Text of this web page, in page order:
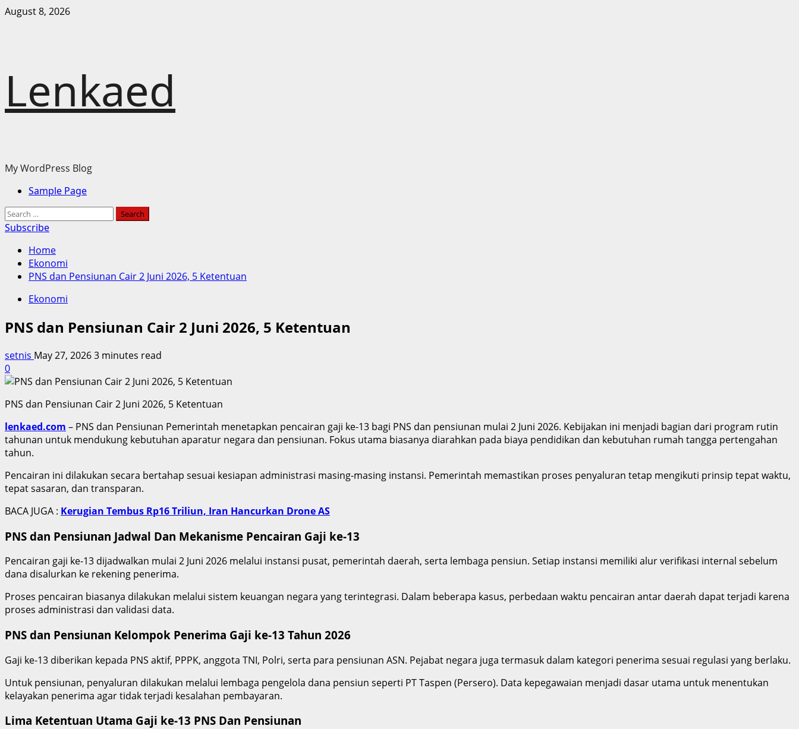
Skip
August 8, 2026
Lenkaed
My WordPress Blog
PrimarySample Page
Search
for:
Subscribe
Home
Ekonomi
PNS dan Pensiunan Cair 2 Juni 2026, 5 Ketentuan
Ekonomi
PNS dan Pensiunan Cair 2 Juni 2026, 5 Ketentuan
setnis May 27, 20263 minutes read
0
PNS dan Pensiunan Cair 2 Juni 2026, 5 Ketentuan
lenkaed.com – PNS dan Pensiunan Pemerintah menetapkan pencairan gaji ke-13 bagi PNS dan pensiunan mulai 2 Juni 2026. Kebijakan ini menjadi bagian dari program rutin
tahunan untuk mendukung kebutuhan aparatur negara dan pensiunan. Fokus utama biasanya diarahkan pada biaya pendidikan dan kebutuhan rumah tangga pertengahan
tahun.
Pencairan ini dilakukan secara bertahap sesuai kesiapan administrasi masing-masing instansi. Pemerintah memastikan proses penyaluran tetap mengikuti prinsip tepat waktu,
tepat sasaran, dan transparan.
BACA JUGA : Kerugian Tembus Rp16 Triliun, Iran Hancurkan Drone AS
PNS dan Pensiunan Jadwal Dan Mekanisme Pencairan Gaji ke-13
Pencairan gaji ke-13 dijadwalkan mulai 2 Juni 2026 melalui instansi pusat, pemerintah daerah, serta lembaga pensiun. Setiap instansi memiliki alur verifikasi internal sebelum
dana disalurkan ke rekening penerima.
Proses pencairan biasanya dilakukan melalui sistem keuangan negara yang terintegrasi. Dalam beberapa kasus, perbedaan waktu pencairan antar daerah dapat terjadi karena
proses administrasi dan validasi data.
PNS dan Pensiunan Kelompok Penerima Gaji ke-13 Tahun 2026
Gaji ke-13 diberikan kepada PNS aktif, PPPK, anggota TNI, Polri, serta para pensiunan ASN. Pejabat negara juga termasuk dalam kategori penerima sesuai regulasi yang berlaku.
Untuk pensiunan, penyaluran dilakukan melalui lembaga pengelola dana pensiun seperti PT Taspen (Persero). Data kepegawaian menjadi dasar utama untuk menentukan
kelayakan penerima agar tidak terjadi kesalahan pembayaran.
Lima Ketentuan Utama Gaji ke-13 PNS Dan Pensiunan